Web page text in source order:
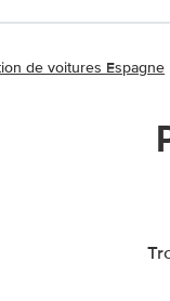
de voitures Espagne